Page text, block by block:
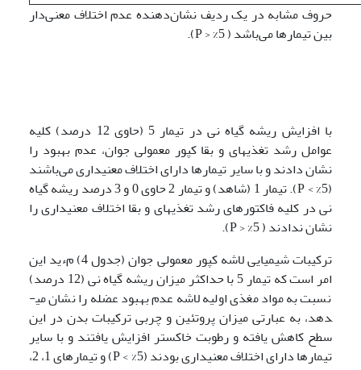
حروف مشابه در یک ردیف نشان‌دهنده عدم اختلاف معنی‌دار
بین تیمارها می‌باشد ( 5% < P).
با افزایش ریشه گیاه نی در تیمار 5 (حاوی 12 درصد) کلیه
عوامل رشد تغذیه­ای و بقا کپور معمولی جوان، عدم بهبود را
نشان دادند و با سایر تیمارها دارای اختلاف معنی­داری می‌باشند
(5% > P). تیمار 1 (شاهد) و تیمار 2 حاوی 0 و 3 درصد ریشه گیاه
نی در کلیه فاکتور­ها­ی رشد تغذیه­ای و بقا اختلاف معنی­داری را
نشان ندادند ( 5% < P).
ترکیبات شیمیایی لاشه کپور معمولی جوان (جدول 4) مءید این
امر است که تیمار 5 با حداکثر میزان ریشه گیاه نی (12 درصد)
نسبت به مواد مغذی اولیه لاشه عدم بهبود عضله را نشان می­
دهد، به عبارتی میزان پروتئین و چربی ترکیبات بدن در این
سطح کاهش یافته و رطوبت خاکستر افزایش یافتند و با سایر
تیمارها دارای اختلاف معنی­داری بودند (5% > P) و تیمارهای 1، 2،